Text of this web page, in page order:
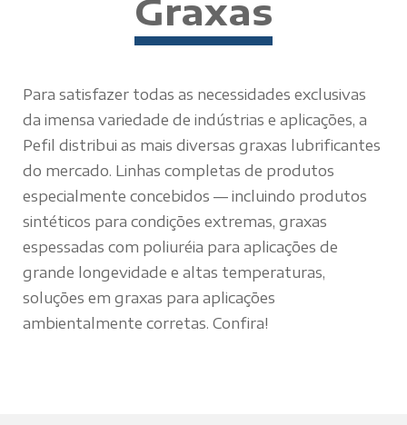
Graxas
Para satisfazer todas as necessidades exclusivas
da imensa variedade de indústrias e aplicações, a
Pefil distribui as mais diversas graxas lubrificantes
do mercado. Linhas completas de produtos
especialmente concebidos — incluindo produtos
sintéticos para condições extremas, graxas
espessadas com poliuréia para aplicações de
grande longevidade e altas temperaturas,
soluções em graxas para aplicações
ambientalmente corretas. Confira!